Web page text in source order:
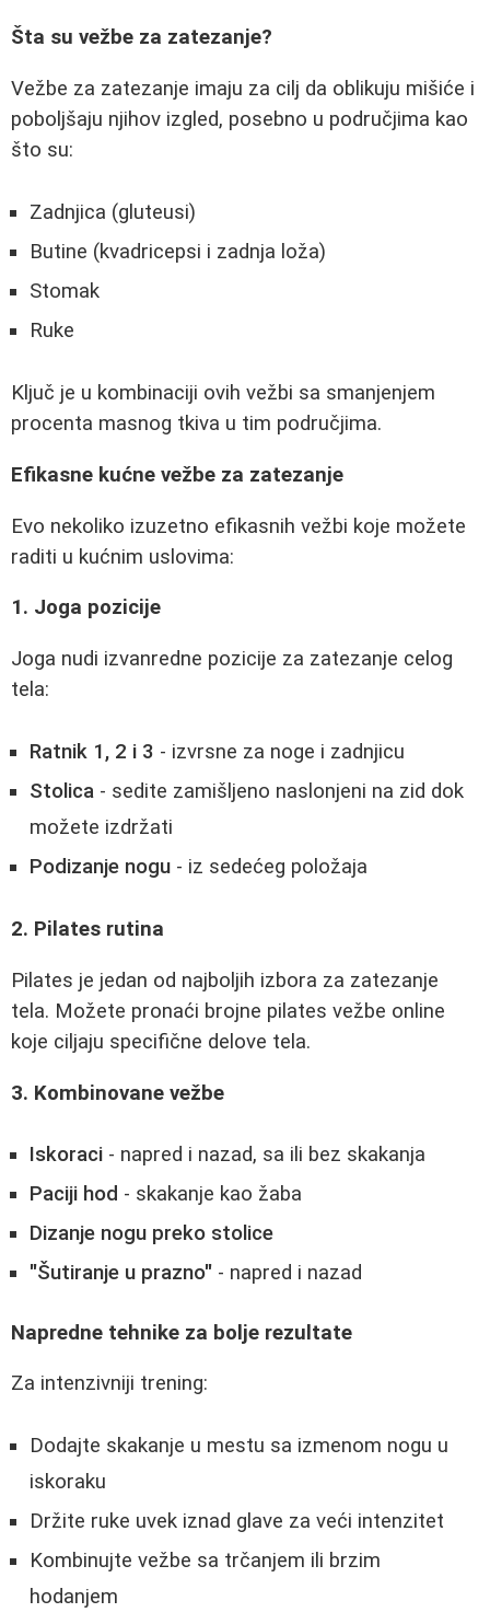
Šta su vežbe za zatezanje?
Vežbe za zatezanje imaju za cilj da oblikuju mišiće i
poboljšaju njihov izgled, posebno u područjima kao
što su:
Zadnjica (gluteusi)
Butine (kvadricepsi i zadnja loža)
Stomak
Ruke
Ključ je u kombinaciji ovih vežbi sa smanjenjem
procenta masnog tkiva u tim područjima.
Efikasne kućne vežbe za zatezanje
Evo nekoliko izuzetno efikasnih vežbi koje možete
raditi u kućnim uslovima:
1. Joga pozicije
Joga nudi izvanredne pozicije za zatezanje celog
tela:
Ratnik 1, 2 i 3 - izvrsne za noge i zadnjicu
Stolica - sedite zamišljeno naslonjeni na zid dok
možete izdržati
Podizanje nogu - iz sedećeg položaja
2. Pilates rutina
Pilates je jedan od najboljih izbora za zatezanje
tela. Možete pronaći brojne pilates vežbe online
koje ciljaju specifične delove tela.
3. Kombinovane vežbe
Iskoraci - napred i nazad, sa ili bez skakanja
Paciji hod - skakanje kao žaba
Dizanje nogu preko stolice
"Šutiranje u prazno" - napred i nazad
Napredne tehnike za bolje rezultate
Za intenzivniji trening:
Dodajte skakanje u mestu sa izmenom nogu u
iskoraku
Držite ruke uvek iznad glave za veći intenzitet
Kombinujte vežbe sa trčanjem ili brzim
hodanjem